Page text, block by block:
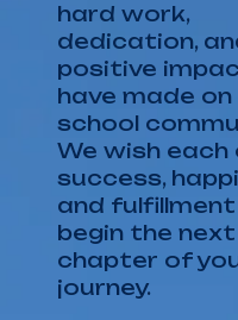
hard work,
dedication,
positive
have made on
school
We wish each
success,
and fulfillment
begin the next
chapter of
journey.